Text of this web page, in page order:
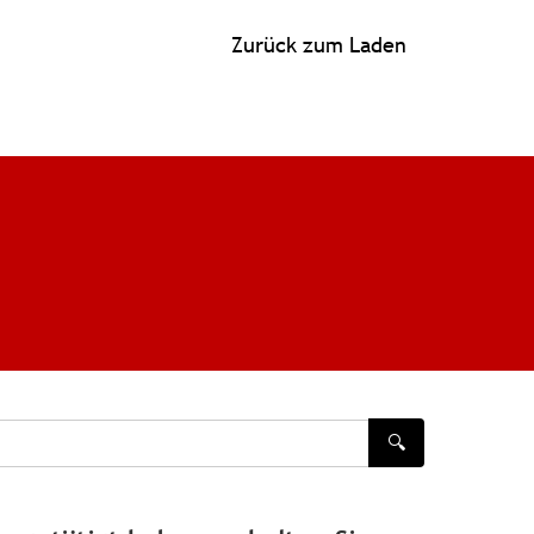
Zurück zum Laden
🔍